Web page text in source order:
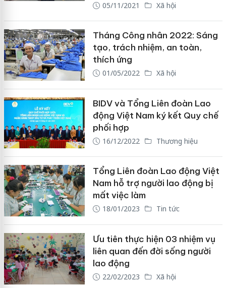
05/11/2021 Xã hội
Tháng Công nhân 2022: Sáng
tạo, trách nhiệm, an toàn,
thích ứng
01/05/2022 Xã hội
BIDV và Tổng Liên đoàn Lao
động Việt Nam ký kết Quy chế
phối hợp
16/12/2022 Thương hiệu
Tổng Liên đoàn Lao động Việt
Nam hỗ trợ người lao động bị
mất việc làm
18/01/2023 Tin tức
Ưu tiên thực hiện 03 nhiệm vụ
liên quan đến đời sống người
lao động
22/02/2023 Xã hội